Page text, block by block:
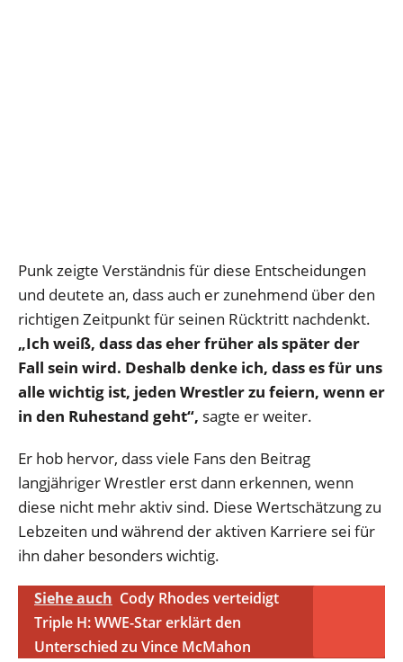
Punk zeigte Verständnis für diese Entscheidungen
und deutete an, dass auch er zunehmend über den
richtigen Zeitpunkt für seinen Rücktritt nachdenkt.
„Ich weiß, dass das eher früher als später der
Fall sein wird. Deshalb denke ich, dass es für uns
alle wichtig ist, jeden Wrestler zu feiern, wenn er
in den Ruhestand geht“, sagte er weiter.
Er hob hervor, dass viele Fans den Beitrag
langjähriger Wrestler erst dann erkennen, wenn
diese nicht mehr aktiv sind. Diese Wertschätzung zu
Lebzeiten und während der aktiven Karriere sei für
ihn daher besonders wichtig.
Siehe auch Cody Rhodes verteidigt
Triple H: WWE-Star erklärt den
Unterschied zu Vince McMahon